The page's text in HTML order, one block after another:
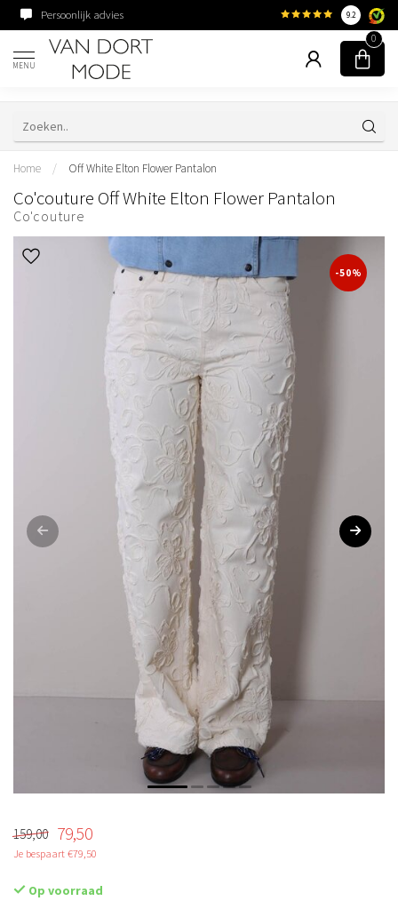
Persoonlijk advies Familiebedrijf sinds
9.2
MENU
0
Home / Off White Elton Flower Pantalon
Co'couture Off White Elton Flower Pantalon
Co'couture
-50%
159,00 79,50
Je bespaart €79,50
Op voorraad